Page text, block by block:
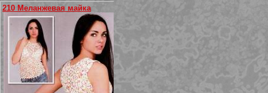
210 Меланжевая майка